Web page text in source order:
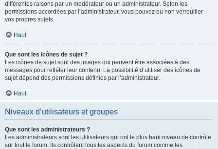
différentes raisons par un modérateur ou un administrateur. Selon les
permissions accordées par l’administrateur, vous pouvez ou non verrouiller
vos propres sujets.
Haut
Que sont les icônes de sujet ?
Les icônes de sujet sont des images qui peuvent être associées à des
messages pour refléter leur contenu. La possibilité d’utiliser des icônes de
sujet dépend des permissions définies par l’administrateur.
Haut
Niveaux d’utilisateurs et groupes
Que sont les administrateurs ?
Les administrateurs sont les utilisateurs qui ont le plus haut niveau de contrôle
sur tout le forum. Ils contrôlent tous les aspects du forum comme les